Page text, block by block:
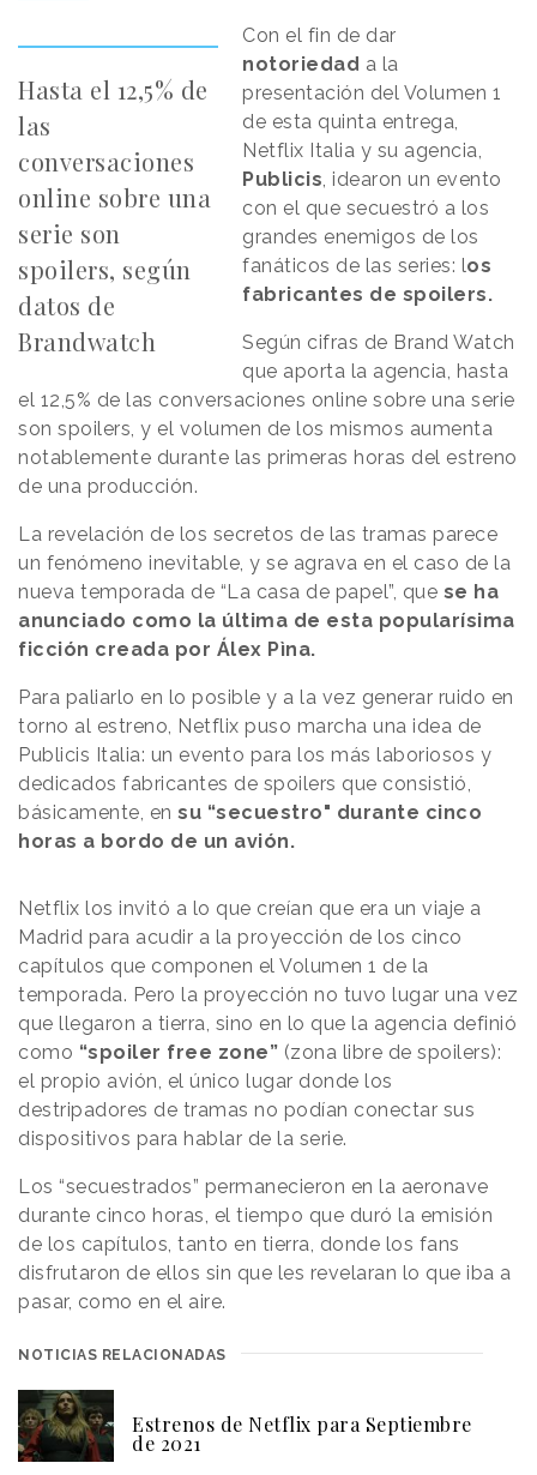
Hasta el 12,5% de
las
conversaciones
online sobre una
serie son
spoilers, según
datos de
Brandwatch
Con el fin de dar
notoriedad a la
presentación del Volumen 1
de esta quinta entrega,
Netflix Italia y su agencia,
Publicis , idearon un evento
con el que secuestró a los
grandes enemigos de los
fanáticos de las series: los
fabricantes de spoilers.
Según cifras de Brand Watch
que aporta la agencia, hasta
el 12,5% de las conversaciones online sobre una serie
son spoilers, y el volumen de los mismos aumenta
notablemente durante las primeras horas del estreno
de una producción.
La revelación de los secretos de las tramas parece
un fenómeno inevitable, y se agrava en el caso de la
nueva temporada de “La casa de papel”, que se ha
anunciado como la última de esta popularísima
ficción creada por Álex Pìna.
Para paliarlo en lo posible y a la vez generar ruido en
torno al estreno, Netflix puso marcha una idea de
Publicis Italia: un evento para los más laboriosos y
dedicados fabricantes de spoilers que consistió,
básicamente, en su “secuestro" durante cinco
horas a bordo de un avión.
Madrid para acudir a la proyección de los cinco
capítulos que componen el Volumen 1 de la
temporada. Pero la proyección no tuvo lugar una vez
que llegaron a tierra, sino en lo que la agencia definió
como“spoiler free zone” (zona libre de spoilers):
el propio avión, el único lugar donde los
destripadores de tramas no podían conectar sus
dispositivos para hablar de la serie.
durante cinco horas, el tiempo que duró la emisión
de los capítulos, tanto en tierra, donde los fans
disfrutaron de ellos sin que les revelaran lo que iba a
pasar, como en el aire.
de 2021